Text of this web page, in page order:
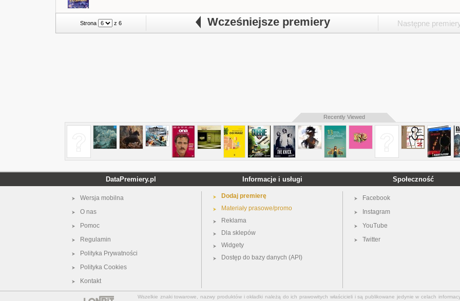
Strona z 6 Wcześniejsze premiery Następne
Recently Viewed
DataPremiery.pl
Wersja mobilna
O nas
Pomoc
Regulamin
Polityka Prywatności
Polityka Cookies
Kontakt
Informacje i usługi
Dodaj premierę
Materiały prasowe/promo
Reklama
Dla sklepów
Widgety
Dostęp do bazy danych (API)
Społeczność
Facebook
Instagram
YouTube
Twitter
Wszelkie znaki towarowe, nazwy produktów i okładki należą do ich prawowitych właścicieli i są publikowane jedynie w celach